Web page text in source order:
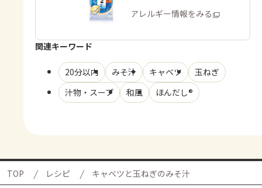
商品・アレルギー情報をみる
関連キーワード
20分以内 みそ汁 キャベツ
玉ねぎ
汁物・スープ
和風 ほんだし®
TOP レシピ キャベツと玉ねぎのみそ汁